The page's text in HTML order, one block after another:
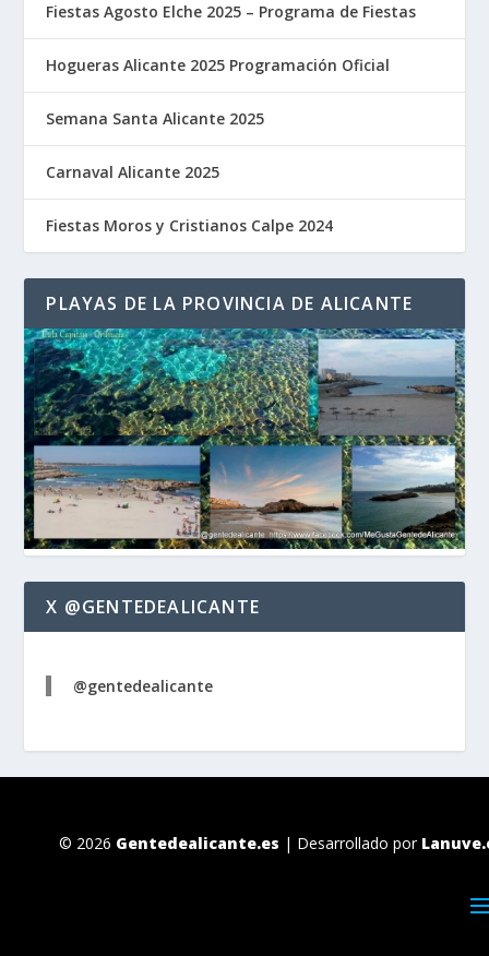
Fiestas Agosto Elche 2025 – Programa de Fiestas
Hogueras Alicante 2025 Programación Oficial
Semana Santa Alicante 2025
Carnaval Alicante 2025
Fiestas Moros y Cristianos Calpe 2024
PLAYAS DE LA PROVINCIA DE ALICANTE
X @GENTEDEALICANTE
@gentedealicante
© 2026 Gentedealicante.es | Desarrollado por